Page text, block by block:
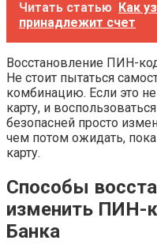
Читать статью Как
принадлежит счет
Восстановление ПИН-
Не стоит пытаться
комбинацию. Если это не
карту, и
безопасней просто
чем потом ожидать,
карту.
Способы
изменить ПИН-
Банка